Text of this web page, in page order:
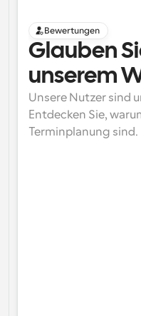
Bewertungen
Glauben
unserem
Unsere Nutzer sind
Entdecken Sie,
Terminplanung sind.